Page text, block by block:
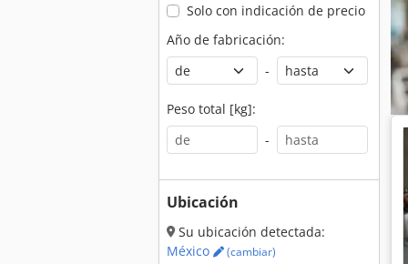
Solo con indicación de precio
Año de fabricación:
-
Peso total [kg]:
-
Ubicación
Su ubicación detectada:
México
(cambiar)